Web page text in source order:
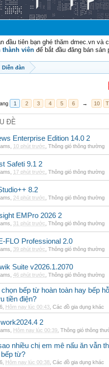
đầu tiên bạn ghé thăm dmec.vn và
thành viên để bắt đầu đăng bán sản
Diễn đàn
1 2 3 4 5 6 → 10
ĐỀ
Enterprise Edition 14.0 2
10 phút trước Thông gió thông thường
Safeti 9.1 2
17 phút trước Thông gió thông thường
8.2
24 phút trước Thông gió thông thường
EMPro 2026 2
31 phút trước Thông gió thông thường
FLO Professional 2.0
39 phút trước Thông gió thông thường
Suite v2026.1.2070
46 phút trước Thông gió thông thường
chọn bếp từ hoàn toàn hay bếp
tiền điện?
Hôm nay lúc 00:43 Các đồ gia dụng khác
2
Hôm nay lúc 00:39 Thông gió thông
nhiều chị em mê nấu ăn vẫn
từ?
Hôm nay lúc 00:38 Các đồ gia dụng khác